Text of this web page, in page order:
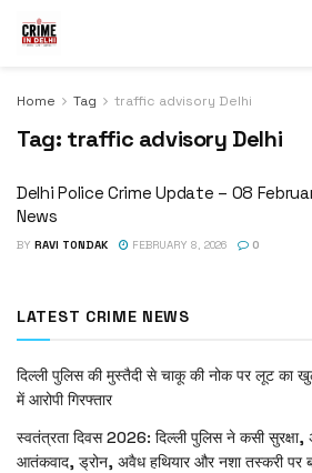
Home Tag traffic advisory Delhi
Tag: traffic advisory Delhi
Delhi Police Crime Update – 08
News
BY RAVI TONDAK FEBRUARY 8, 2026 0
LATEST CRIME NEWS
दिल्ली पुलिस की मुस्तैदी से चाकू की नोक पर लूट का
में आरोपी गिरफ्तार
स्वतंत्रता दिवस 2026: दिल्ली पुलिस ने कसी
आतंकवाद, ड्रोन, अवैध हथियार और नशा तस्करी पर